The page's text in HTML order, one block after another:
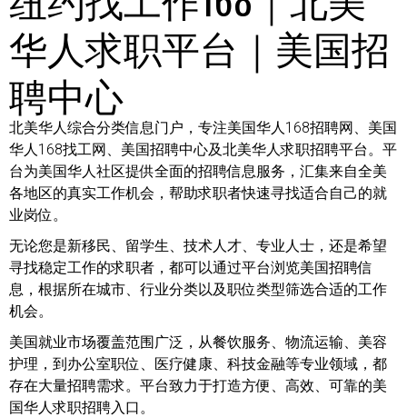
华人求职平台｜美国招
聘中心
北美华人综合分类信息门户，专注美国华人168招聘网、美国
华人168找工网、美国招聘中心及北美华人求职招聘平台。平
台为美国华人社区提供全面的招聘信息服务，汇集来自全美
各地区的真实工作机会，帮助求职者快速寻找适合自己的就
业岗位。
无论您是新移民、留学生、技术人才、专业人士，还是希望
寻找稳定工作的求职者，都可以通过平台浏览美国招聘信
息，根据所在城市、行业分类以及职位类型筛选合适的工作
机会。
美国就业市场覆盖范围广泛，从餐饮服务、物流运输、美容
护理，到办公室职位、医疗健康、科技金融等专业领域，都
存在大量招聘需求。平台致力于打造方便、高效、可靠的美
国华人求职招聘入口。